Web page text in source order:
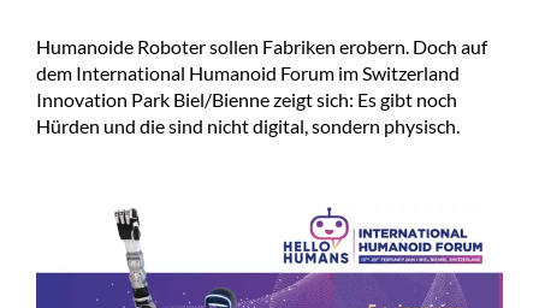
Humanoide Roboter sollen Fabriken erobern. Doch auf
dem International Humanoid Forum im Switzerland
Innovation Park Biel/Bienne zeigt sich: Es gibt noch
Hürden und die sind nicht digital, sondern physisch.